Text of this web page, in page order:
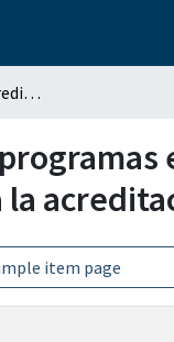
Educación superior y acreditación de programas en Mexico en el contexto de la globalización: el caso del consejo para la acreditación de la educación superior
item page